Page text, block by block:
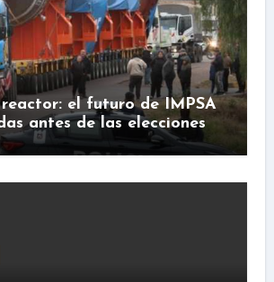
el futuro de IMPSA
antes de las elecciones